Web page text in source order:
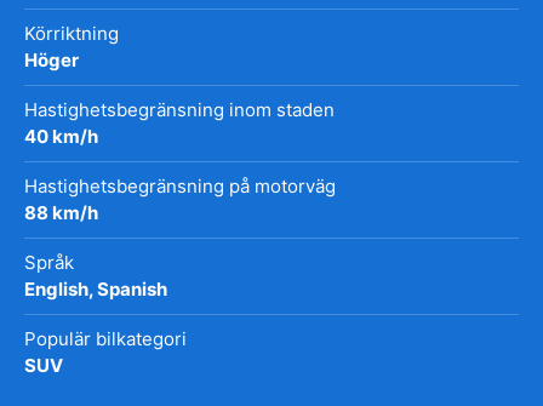
Körriktning
Höger
Hastighetsbegränsning inom staden
40 km/h
Hastighetsbegränsning på motorväg
88 km/h
Språk
English, Spanish
Populär bilkategori
SUV